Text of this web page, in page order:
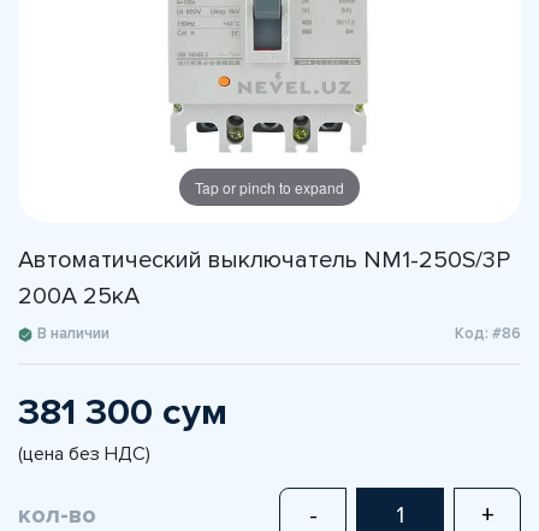
Tap or pinch to expand
Автоматический выключатель NM1-250S/3Р
200A 25кА
В наличии Код: #86
381 300 сум
(цена без НДС)
кол-во - +